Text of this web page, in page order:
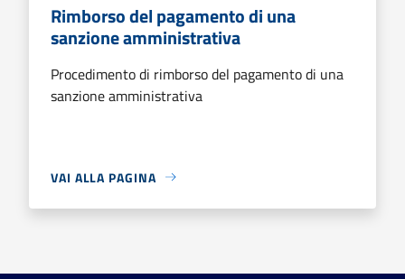
Rimborso del pagamento di una
sanzione amministrativa
Procedimento di rimborso del pagamento di una
sanzione amministrativa
VAI ALLA PAGINA